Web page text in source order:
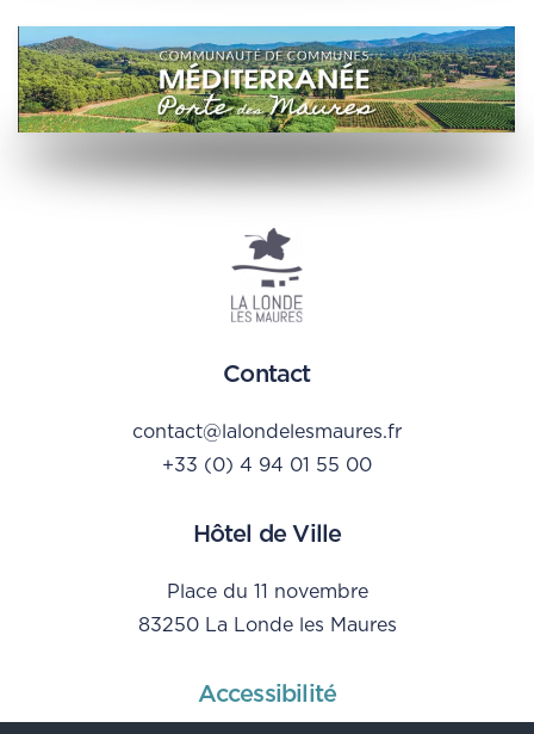
Hôtel de Ville
Place du 11 novembre
83250 La Londe les Maures
Contact
contact@lalondelesmaures.fr
+33 (0) 4 94 01 55 00
Accessibilité